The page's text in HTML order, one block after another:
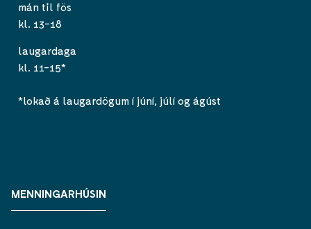
mán til fös
kl. 13-18
laugardaga
kl. 11-15*
*lokað á laugardögum í júní, júlí og ágúst
MENNINGARHÚSIN